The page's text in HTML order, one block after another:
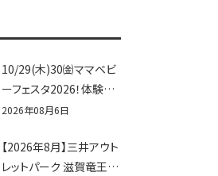
10/29(木)30㈮ママベビ
ーフェスタ2026！体験プ
ログラム募集♪赤ちゃん
せんか？
2026年08月6日
【2026年8月】三井アウト
レットパーク 滋賀竜王の